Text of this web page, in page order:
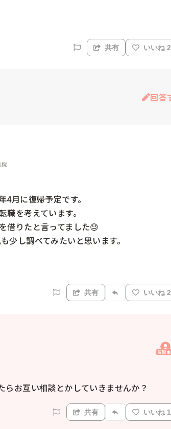
共有 いいね 2
回答
院
月に復帰予定です。
を考えています。
借りたと言ってました😓
少し調べてみたいと思います。
共有 いいね 2
質問主
お互い相談とかしていきませんか？
共有 いいね 1